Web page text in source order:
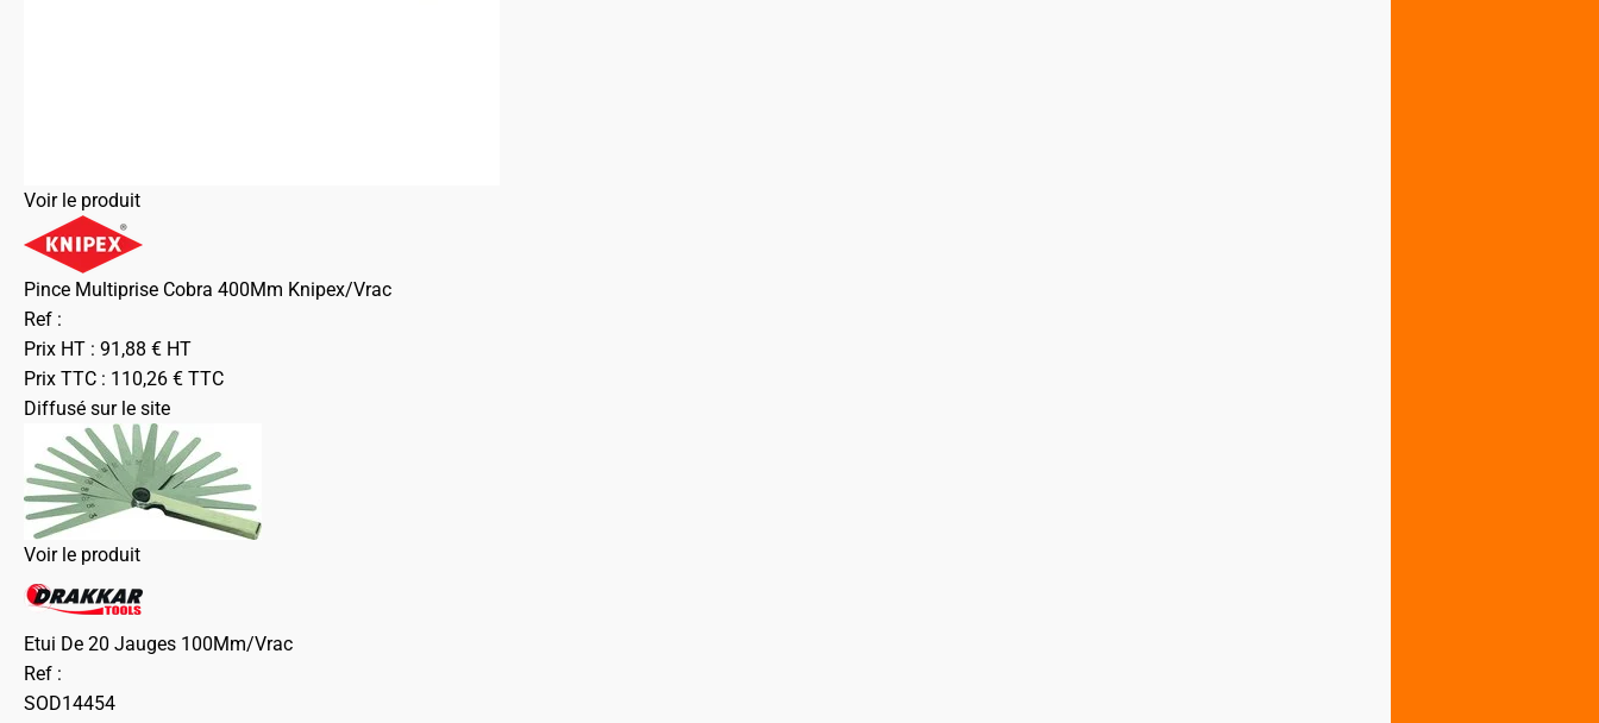
Voir le produit
Pince Multiprise Cobra 400Mm Knipex/Vrac
Ref :
Prix HT : 91,88 € HT
Prix TTC : 110,26 € TTC
Diffusé sur le site
Voir le produit
Etui De 20 Jauges 100Mm/Vrac
Ref :
SOD14454